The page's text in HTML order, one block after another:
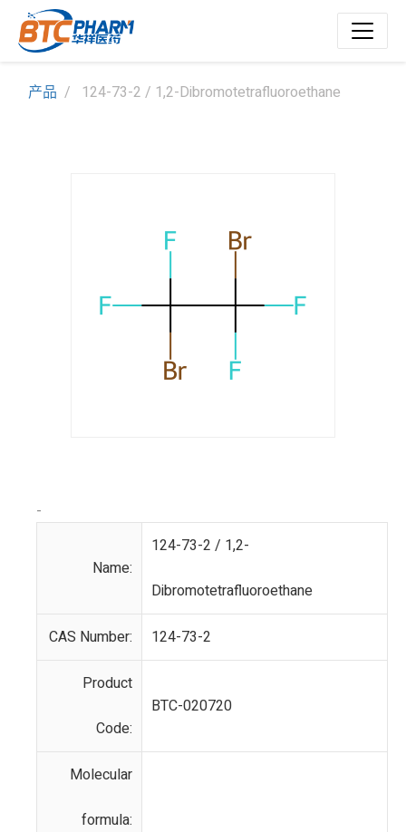
产品 124-73-2 / 1,2-Dibromotetrafluoroethane
-
Name:
124-73-2 / 1,2-
Dibromotetrafluoroethane
CAS Number: 124-73-2
Product
Code:
BTC-020720
Molecular
formula: